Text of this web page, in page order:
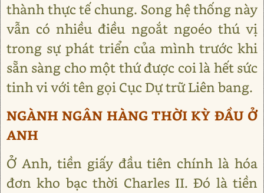
thành thực tế chung. Song hệ thống này
vẫn có nhiều điều ngoắt ngoéo thú vị
trong sự phát triển của mình trước khi
sẵn sàng cho một thứ được coi là hết sức
tinh vi với tên gọi Cục Dự trữ Liên bang.
NGÀNH NGÂN HÀNG THỜI KỲ ĐẦU Ở
ANH
Ở Anh, tiền giấy đầu tiên chính là hóa
đơn kho bạc thời Charles II. Đó là tiền